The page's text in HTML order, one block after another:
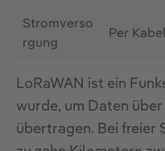
Stromverso
rgung
Per
LoRaWAN ist ein
wurde, um Daten
übertragen. Bei freier